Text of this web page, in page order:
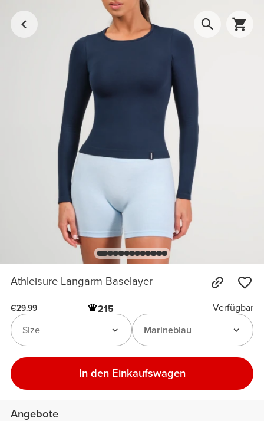
Athleisure Langarm Baselayer
€29.99 215
Verfügbar
Marineblau
Size
In den Einkaufswagen
Angebote